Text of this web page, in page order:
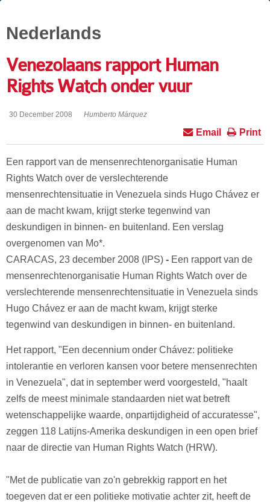
Nederlands
Venezolaans rapport Human
Rights Watch onder vuur
30 December 2008 Humberto Márquez
Print
Email
Een rapport van de mensenrechtenorganisatie Human
Rights Watch over de verslechterende
mensenrechtensituatie in Venezuela sinds Hugo Chávez er
aan de macht kwam, krijgt sterke tegenwind van
deskundigen in binnen- en buitenland. Een verslag
overgenomen van Mo*.
CARACAS, 23 december 2008 (IPS) - Een rapport van de
mensenrechtenorganisatie Human Rights Watch over de
verslechterende mensenrechtensituatie in Venezuela sinds
Hugo Chávez er aan de macht kwam, krijgt sterke
tegenwind van deskundigen in binnen- en buitenland.
Het rapport, "Een decennium onder Chávez: politieke
intolerantie en verloren kansen voor betere mensenrechten
in Venezuela", dat in september werd voorgesteld, "haalt
zelfs de meest minimale standaarden niet wat betreft
wetenschappelijke waarde, onpartijdigheid of accuratesse",
zeggen 118 Latijns-Amerika deskundigen in een open brief
naar de directie van Human Rights Watch (HRW).
"Met de publicatie van zo'n gebrekkig rapport en het
toegeven dat er een politieke motivatie achter zit, heeft de